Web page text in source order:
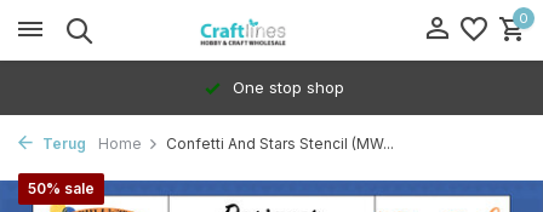
0
One stop shop
Terug Home Confetti And Stars Stencil (MW...
50% sale